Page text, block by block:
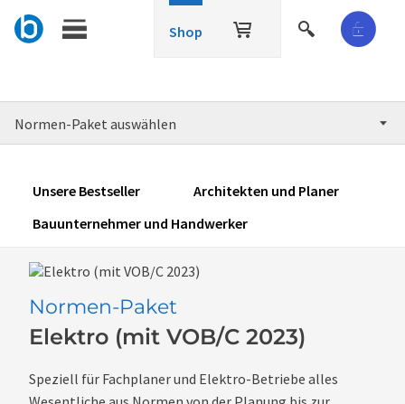
Shop
Normen-Paket auswählen
Unsere Bestseller
Architekten und Planer
Bauunternehmer und Handwerker
Normen-Paket
Elektro (mit VOB/C 2023)
Speziell für Fachplaner und Elektro-Betriebe alles